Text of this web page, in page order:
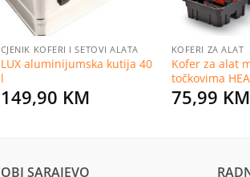
CJENIK KOFERI I SETOVI ALATA
LUX aluminijumska kutija 40
l
149,90 KM
KOFERI ZA ALAT
Kofer za alat
točkovima
75,99 KM
OBI SARAJEVO